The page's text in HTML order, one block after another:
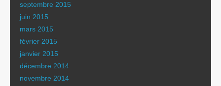
septembre 2015
juin 2015
mars 2015
février 2015
janvier 2015
décembre 2014
novembre 2014